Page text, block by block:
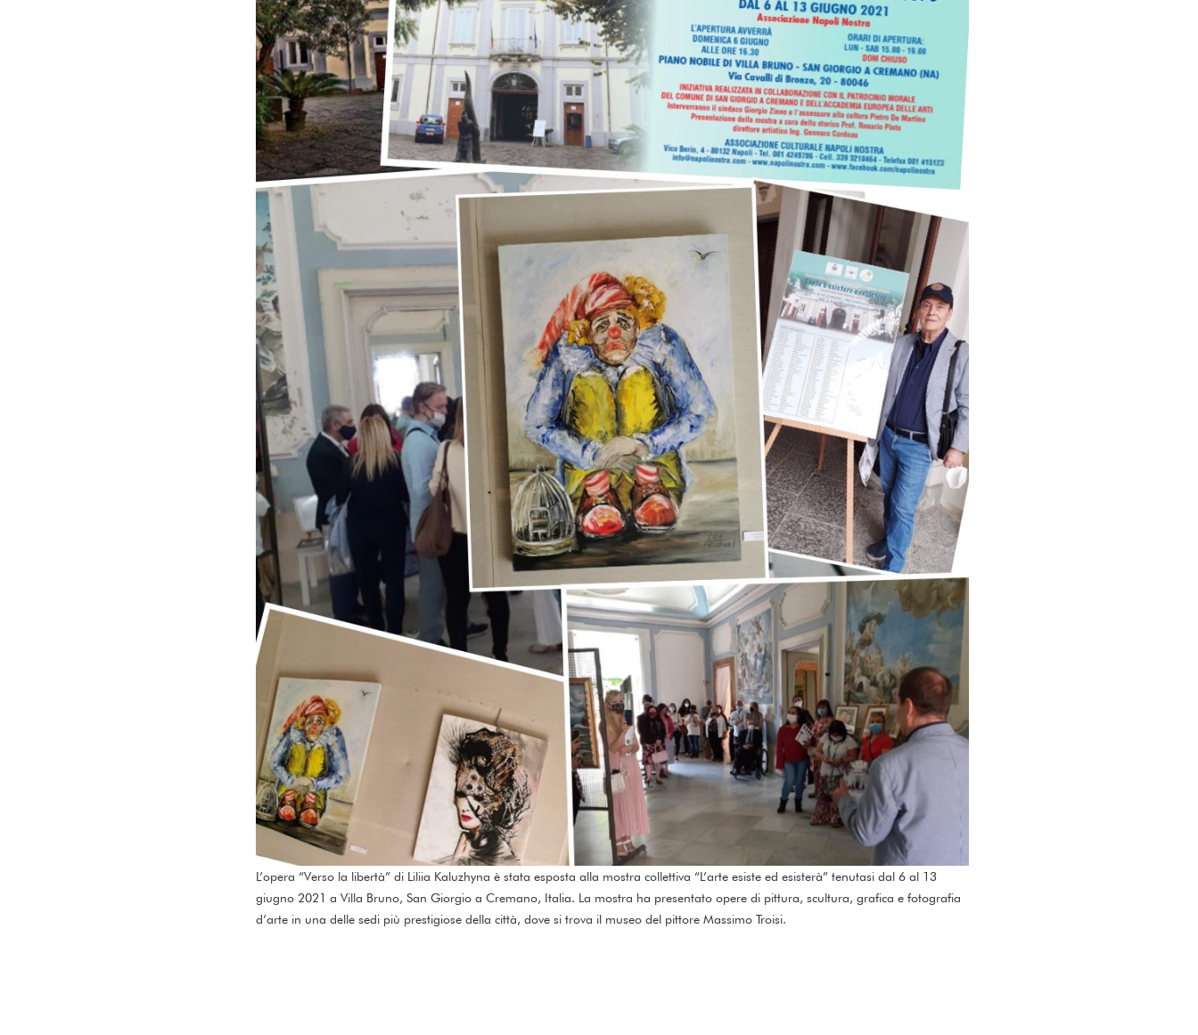
L’opera “Verso la libertà” di Liliia Kaluzhyna è stata esposta alla mostra collettiva “L’arte esiste ed esisterà” tenutasi dal 6 al 13
giugno 2021 a Villa Bruno, San Giorgio a Cremano, Italia. La mostra ha presentato opere di pittura, scultura, grafica e fotografia
d’arte in una delle sedi più prestigiose della città, dove si trova il museo del pittore Massimo Troisi.